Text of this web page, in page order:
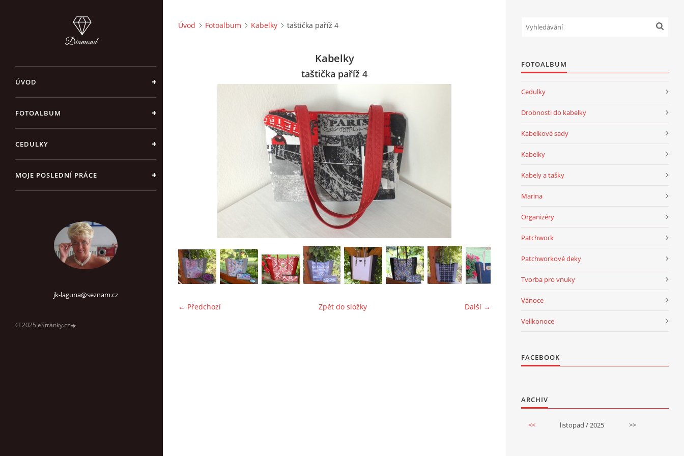
ÚVOD
FOTOALBUM
CEDULKY
MOJE POSLEDNÍ PRÁCE
jk-laguna@seznam.cz
© 2025 eStránky.cz
Úvod Fotoalbum Kabelky taštička paříž 4
Kabelky
taštička paříž 4
← Předchozí Další →
Zpět do složky
FOTOALBUM
Cedulky
Drobnosti do kabelky
Kabelkové sady
Kabelky
Kabely a tašky
Marina
Organizéry
Patchwork
Patchworkové deky
Tvorba pro vnuky
Vánoce
Velikonoce
FACEBOOK
ARCHIV
<< listopad / 2025 >>